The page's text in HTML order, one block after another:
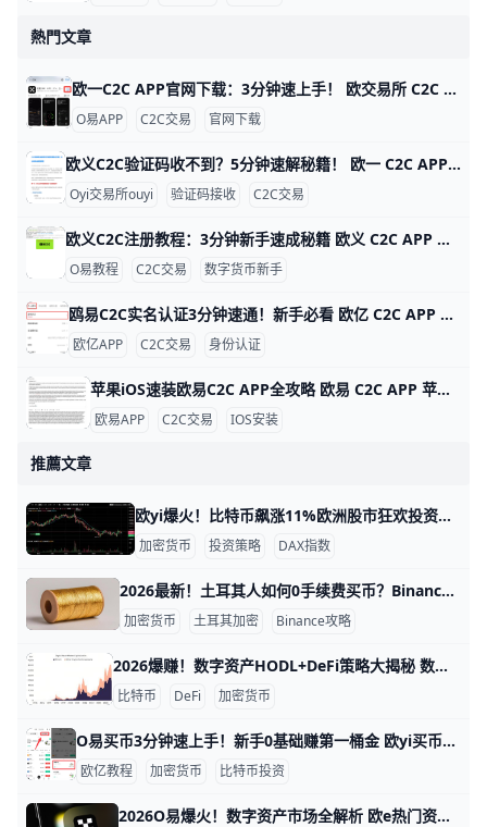
熱門文章
欧一C2C APP官网下载：3分钟速上手！ 欧交易所 C2C APP 官网下载指南 鸥易（ouyi）是全球知名的数字货币交易平台，它的 C2C 功能让用户能轻松用人民币买比特币或以太坊。比如，你可以用银行卡直接从认证商家买币，交易只需几分钟，手续费通常在 0.1% 以下，比传统交易所更方便。ddzfj+1
O易APP C2C交易 官网下载
欧义C2C验证码收不到？5分钟速解秘籍！ 欧一 C2C APP 验证码接收问题详解 欧亿（欧yi）C2C APP 是数字货币交易的好帮手，但很多人登录或卖币时收不到验证码。根据用户反馈，约 70% 的问题来自网络信号差，比如高峰期短信延迟 5-10 分钟。别急，这里一步步教你解决，5 分钟就能搞定。
Oyi交易所ouyi 验证码接收 C2C交易
欧义C2C注册教程：3分钟新手速成秘籍 欧义 C2C APP 注册账号超详细教程 大家好！今天我们来聊聊如何在欧义（歐yi）C2C APP上注册账号。Oyi交易所是全球知名的加密货币交易平台，C2C功能让新手能轻松用人民币买USDT等币种。这个教程从零开始，步骤超简单，跟着做3-5分钟就能搞定。udn+2
O易教程 C2C交易 数字货币新手
鸥易C2C实名认证3分钟速通！新手必看 欧亿 C2C APP 实名认证全攻略 欧交易所APP的C2C实名认证超级简单，只需几分钟就能完成，就能安全买币卖币。比如，新用户小李下载APP后，按步骤认证，马上解锁每天最高25万元的交易限额，避免黑客盗用账户。udn+1
欧亿APP C2C交易 身份认证
苹果iOS速装欧易C2C APP全攻略 欧易 C2C APP 苹果 iOS 安装指南 欧易（OKX）C2C APP 是数字货币点对点交易的首选工具，全球用户超5000万。它支持人民币、美元等多种法币快速买卖比特币、以太坊等，支持台湾用户本地支付如街口支付，交易费仅0.1%。iOS用户无法直接从中国App Store下载，但用海外Apple ID只需10分钟搞定。
欧易APP C2C交易 IOS安装
推薦文章
欧yi爆火！比特币飙涨11%欧洲股市狂欢投资秘籍 欧交易所（歐yi）平台最近很热闹，比特币价格稳定在67,357美元，24小时涨幅2.58%，成交额达到8.53亿美元。以太坊报2,015美元，微涨0.21%，市场总市值2.46万亿美元。
加密货币 投资策略 DAX指数
2026最新！土耳其人如何0手续费买币？Binance全攻略 买币介绍：如何选择交易所与支付方式 买币就像选购物水超市，得挑安全、方便又实惠的。咱们一步步来，看怎么选交易所和支付方式。新手也能轻松上手。 选交易所的5大关键点 安全第一，查牌照和存储 顶级交易所如Binance和欧交易所有全球牌照，冷钱包存95%资金，热钱包只留5%交易用。2025年数据显示，它们被黑客攻击率不到0.1%。选前，用CoinMarketCap查安全评分，避免小平台丢币风险。
加密货币 土耳其加密 Binance攻略
2026爆赚！数字资产HODL+DeFi策略大揭秘 数字资产投资策略：从长期持有到DeFi应用 数字资产投资能带来高回报，但需要聪明策略。在2026年3月，比特币价格已超10万美元，以太坊达5000美元，市场总值达3万亿美元。长期持有和DeFi是两大热门方式，本文用简单例子帮你入门。​
比特币 DeFi 加密货币
O易买币3分钟速上手！新手0基础赚第一桶金 欧yi买币介绍：新手快速入门鸥易数字资产投资指南 Oyi交易所（欧一）是全球领先的数字资产交易平台，每天交易量超过100亿美元，支持超过300种加密货币，如比特币（BTC）和以太坊（ETH）。这个指南用简单步骤帮你从零开始投资，适合完全没经验的新手，只需10分钟就能上手。
欧亿教程 加密货币 比特币投资
2026O易爆火！数字资产市场全解析 欧e热门资讯：2026最新欧一数字资产市场动态分析 鸥易（O易）在2026年保持全球领先地位，日交易量超过20亿美元，用户数突破500万。 平台支持500多种数字资产，包括现货、杠杆、期权和NFT交易。 这让更多人轻松进入加密市场，抓住增长机会。sdwenkong+2